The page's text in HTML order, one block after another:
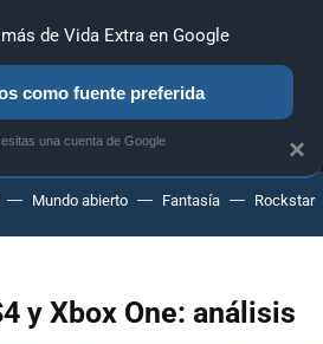
NUEVO
PC SONY
Mundo abierto Fantasía Rockstar
y Xbox One: análisis
×
de Vida Extra en Google
como fuente preferida
una cuenta de Google